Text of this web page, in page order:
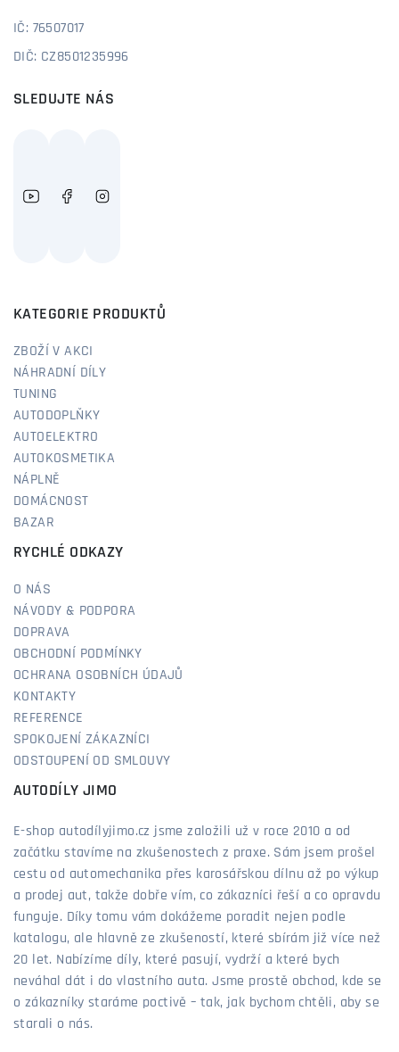
IČ: 76507017
DIČ: CZ8501235996
SLEDUJTE NÁS
KATEGORIE PRODUKTŮ
ZBOŽÍ V AKCI
NÁHRADNÍ DÍLY
TUNING
AUTODOPLŇKY
AUTOELEKTRO
AUTOKOSMETIKA
NÁPLNĚ
DOMÁCNOST
BAZAR
RYCHLÉ ODKAZY
O NÁS
NÁVODY & PODPORA
DOPRAVA
OBCHODNÍ PODMÍNKY
OCHRANA OSOBNÍCH ÚDAJŮ
KONTAKTY
REFERENCE
SPOKOJENÍ ZÁKAZNÍCI
ODSTOUPENÍ OD SMLOUVY
AUTODÍLY JIMO
E-shop autodílyjimo.cz jsme založili už v roce 2010 a od
začátku stavíme na zkušenostech z praxe. Sám jsem prošel
cestu od automechanika přes karosářskou dílnu až po výkup
a prodej aut, takže dobře vím, co zákazníci řeší a co opravdu
funguje. Díky tomu vám dokážeme poradit nejen podle
katalogu, ale hlavně ze zkušeností, které sbírám již více než
20 let. Nabízíme díly, které pasují, vydrží a které bych
neváhal dát i do vlastního auta. Jsme prostě obchod, kde se
o zákazníky staráme poctivě – tak, jak bychom chtěli, aby se
starali o nás.